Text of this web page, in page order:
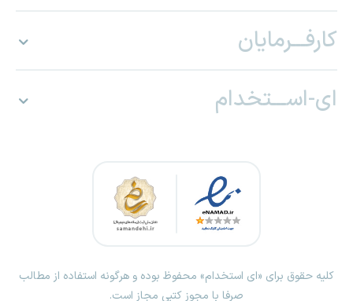
کارفـــرمایان
ای-اســـتخدام
کلیه حقوق برای «ای استخدام» محفوظ بوده و هرگونه استفاده از مطالب
صرفا با مجوز کتبی مجاز است.